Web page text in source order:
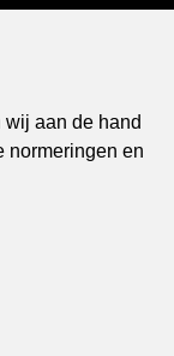
aan de hand
normeringen en